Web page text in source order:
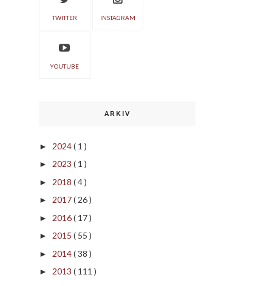
TWITTER INSTAGRAM
YOUTUBE
ARKIV
► 2024( 1 )
► 2023 ( 1 )
► 2018 ( 4 )
► 2017( 26 )
► 2016( 17 )
► 2015 ( 55 )
► 2014( 38 )
► 2013 ( 111 )